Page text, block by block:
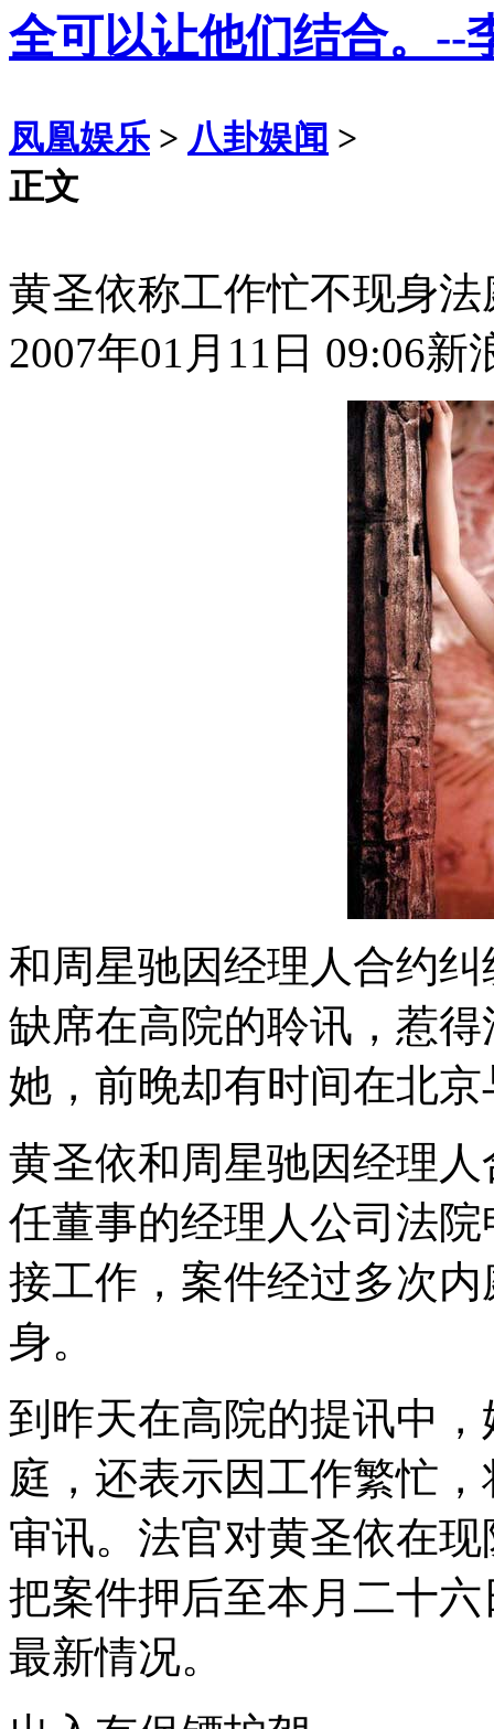
全可以让他们结合。--
凤凰娱乐 > 八卦娱闻 >
正文
黄圣依称工作忙不现身
2007年01月11日 09:06新
和周星驰因经理人合约
缺席在高院的聆讯，惹
她，前晚却有时间在北
黄圣依和周星驰因经理
任董事的经理人公司法
接工作，案件经过多次
身。
到昨天在高院的提讯中
庭，还表示因工作繁忙
审讯。法官对黄圣依在
把案件押后至本月二十
最新情况。